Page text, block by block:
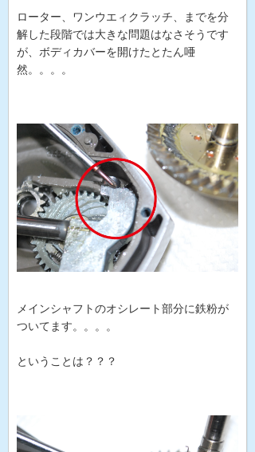
ローター、ワンウエィクラッチ、までを分
解した段階では大きな問題はなさそうです
が、ボディカバーを開けたとたん唖
然。。。。
メインシャフトのオシレート部分に鉄粉が
ついてます。。。。
ということは？？？